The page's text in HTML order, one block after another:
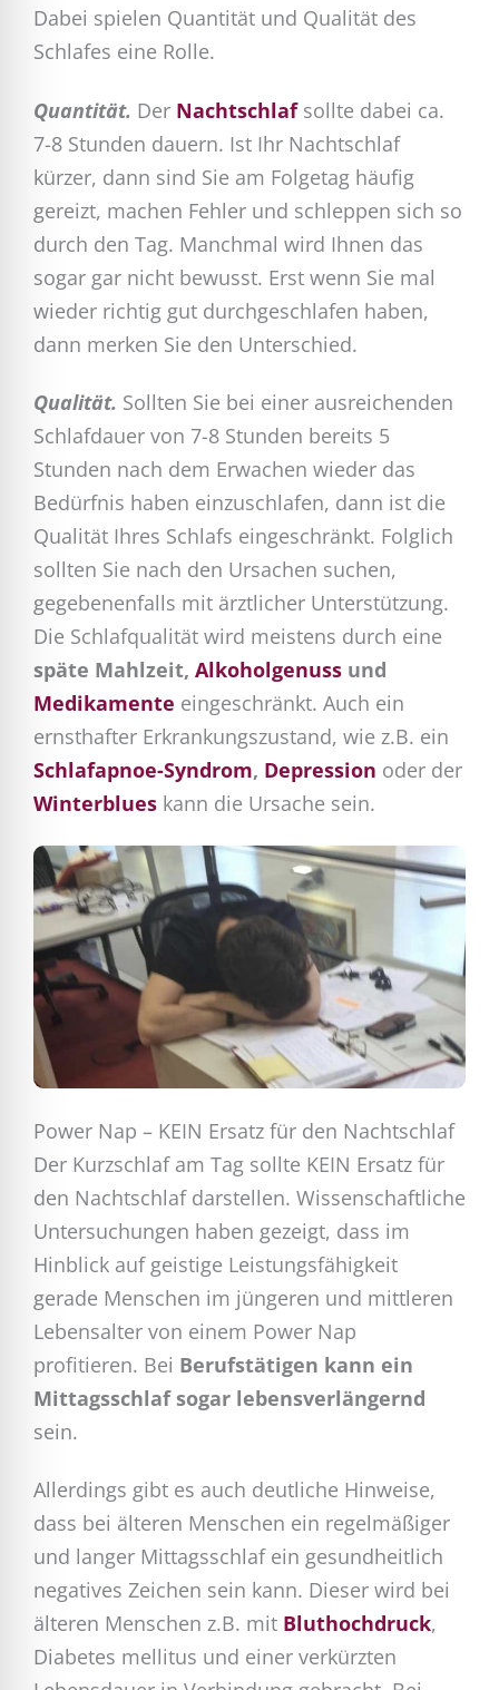
Dabei spielen Quantität und Qualität des
Schlafes eine Rolle.
Quantität. Der Nachtschlaf sollte dabei ca.
7-8 Stunden dauern. Ist Ihr Nachtschlaf
kürzer, dann sind Sie am Folgetag häufig
gereizt, machen Fehler und schleppen sich so
durch den Tag. Manchmal wird Ihnen das
sogar gar nicht bewusst. Erst wenn Sie mal
wieder richtig gut durchgeschlafen haben,
dann merken Sie den Unterschied.
Qualität. Sollten Sie bei einer ausreichenden
Schlafdauer von 7-8 Stunden bereits 5
Stunden nach dem Erwachen wieder das
Bedürfnis haben einzuschlafen, dann ist die
Qualität Ihres Schlafs eingeschränkt. Folglich
sollten Sie nach den Ursachen suchen,
gegebenenfalls mit ärztlicher Unterstützung.
Die Schlafqualität wird meistens durch eine
späte Mahlzeit, Alkoholgenuss und
Medikamente eingeschränkt. Auch ein
ernsthafter Erkrankungszustand, wie z.B. ein
Schlafapnoe-Syndrom, Depression oder der
Winterblues kann die Ursache sein.
Power Nap – KEIN Ersatz für den Nachtschlaf
Der Kurzschlaf am Tag sollte KEIN Ersatz für
den Nachtschlaf darstellen. Wissenschaftliche
Untersuchungen haben gezeigt, dass im
Hinblick auf geistige Leistungsfähigkeit
gerade Menschen im jüngeren und mittleren
Lebensalter von einem Power Nap
profitieren. Bei Berufstätigen kann ein
Mittagsschlaf sogar lebensverlängernd
sein.
Allerdings gibt es auch deutliche Hinweise,
dass bei älteren Menschen ein regelmäßiger
und langer Mittagsschlaf ein gesundheitlich
negatives Zeichen sein kann. Dieser wird bei
älteren Menschen z.B. mit Bluthochdruck,
Diabetes mellitus und einer verkürzten